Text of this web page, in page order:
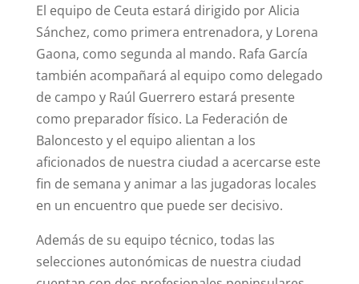
El equipo de Ceuta estará dirigido por Alicia
Sánchez, como primera entrenadora, y Lorena
Gaona, como segunda al mando. Rafa García
también acompañará al equipo como delegado
de campo y Raúl Guerrero estará presente
como preparador físico. La Federación de
Baloncesto y el equipo alientan a los
aficionados de nuestra ciudad a acercarse este
fin de semana y animar a las jugadoras locales
en un encuentro que puede ser decisivo.
Además de su equipo técnico, todas las
selecciones autonómicas de nuestra ciudad